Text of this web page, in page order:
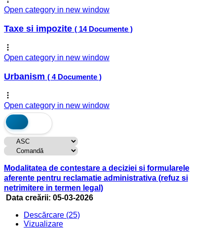
Open category in new window
Taxe si impozite ( 14 Documente )
Open category in new window
Urbanism ( 4 Documente )
Open category in new window
Modalitatea de contestare a deciziei si formularele
aferente pentru reclamatie administrativa (refuz si
netrimitere in termen legal)
Data creării: 05-03-2026
Descărcare (25)
Vizualizare